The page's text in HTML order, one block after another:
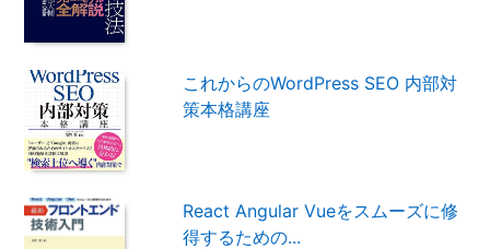
これからのWordPress SEO 内部対
策本格講座
React Angular Vueをスムーズに修
得するための...